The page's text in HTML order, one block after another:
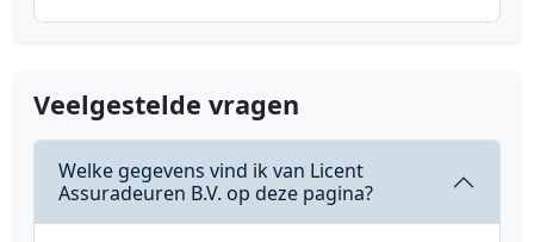
Veelgestelde vragen
Welke gegevens vind ik van Licent
Assuradeuren B.V. op deze pagina?